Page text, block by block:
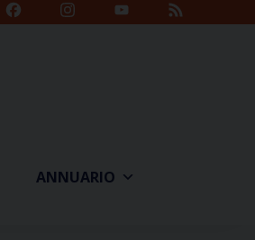
Facebook InstagramYouTube
Channel
ANNUARIO